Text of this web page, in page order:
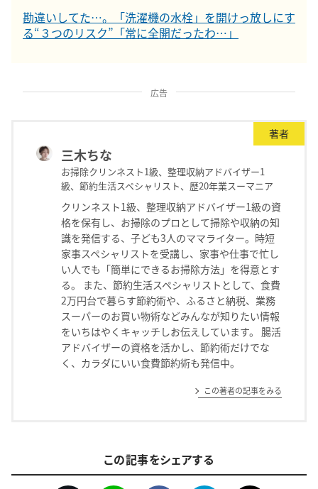
勘違いしてた…。「洗濯機の水栓」を開けっ放しにす
る“３つのリスク”「常に全開だったわ…」
広告
著者
三木ちな
お掃除クリンネスト1級、整理収納アドバイザー1
級、節約生活スペシャリスト、歴20年業スーマニア
クリンネスト1級、整理収納アドバイザー1級の資
格を保有し、お掃除のプロとして掃除や収納の知
識を発信する、子ども3人のママライター。時短
家事スペシャリストを受講し、家事や仕事で忙し
い人でも「簡単にできるお掃除方法」を得意とす
る。 また、節約生活スペシャリストとして、食費
2万円台で暮らす節約術や、ふるさと納税、業務
スーパーのお買い物術などみんなが知りたい情報
をいちはやくキャッチしお伝えしています。 腸活
アドバイザーの資格を活かし、節約術だけでな
く、カラダにいい食費節約術も発信中。
この著者の記事をみる
この記事をシェアする